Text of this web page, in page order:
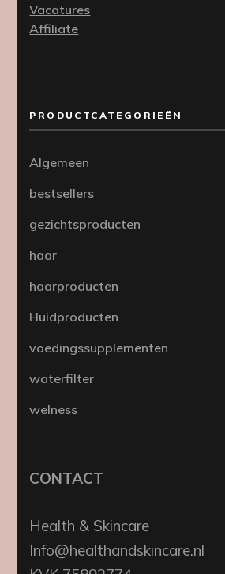
Vacatures
Affiliate
PRODUCTCATEGORIEËN
Algemeen
bestsellers
gezichtsproducten
haar
haarproducten
Huidproducten
voedingssupplementen
waterfilter
welness
CONTACT
Health & Skincare
Info@healthandskincare.nl